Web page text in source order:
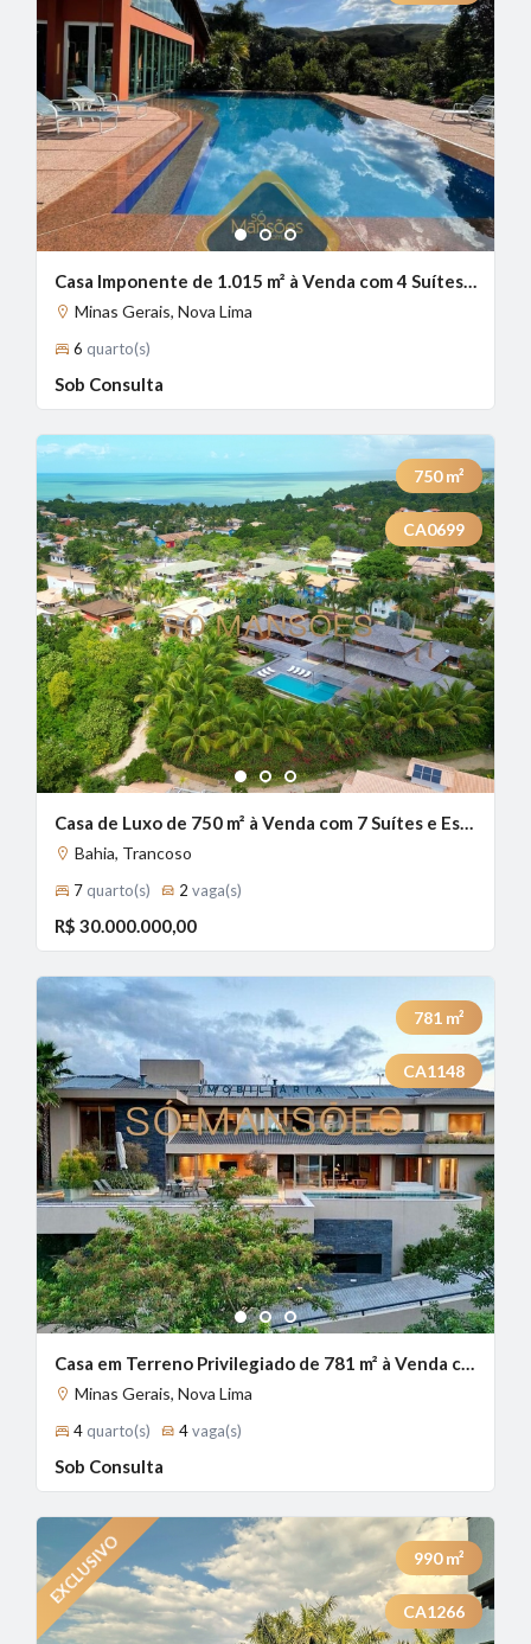
1 2 3
Casa Imponente de 1.015 m² à Venda com 4 Suítes e Piscina Aquecida no Lagoa do Miguelão, Nova Lima - MG
Minas Gerais, Nova Lima
6 quarto(s)
Sob Consulta
1 2 3
750m²
CA0699
Bahia, Trancoso
7 quarto(s) 2 vaga(s)
R$ 30.000.000,00
1 2 3
781 m²
CA1148
Casa em Terreno Privilegiado de 781 m² à Venda com 4 Suítes e Vista Panorâmica no Vale dos Cristais, Nova Lima - MG
Minas Gerais, Nova Lima
4 quarto(s) 4vaga(s)
Sob Consulta
990m²
CA1266